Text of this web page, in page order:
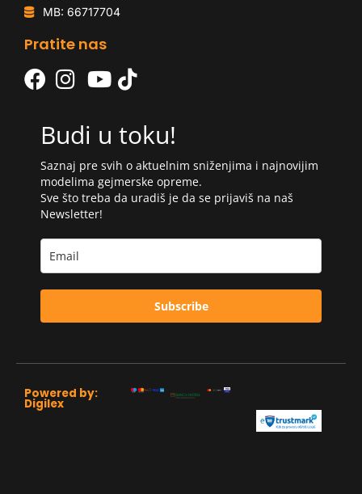
MB: 66717704
Pratite nas
Budi u toku!
Saznaj pre svih o aktuelnim sniženjima i najnovijim
modelima gejmerske opreme.
Sve što treba da uradiš je da se prijaviš na naš
Newsletter!
Subscribe
Powered by:
Digilex